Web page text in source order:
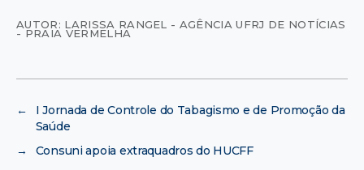
AUTOR: LARISSA RANGEL - AGÊNCIA UFRJ DE NOTÍCIAS
- PRAIA VERMELHA
←
I Jornada de Controle do Tabagismo e de Promoção da
Saúde
→
Consuni apoia extraquadros do HUCFF